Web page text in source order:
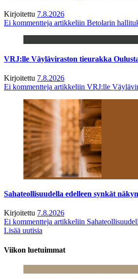
Kirjoitettu 7.8.2026
Ei kommentteja artikkeliin Betolarin
VRJ:lle Väyläviraston tieurakka
Kirjoitettu 7.8.2026
Ei kommentteja artikkeliin VRJ:lle
Sahateollisuudella edelleen synkät
Kirjoitettu 7.8.2026
Ei kommentteja artikkeliin
Lisää uutisia
Viikon luetuimmat